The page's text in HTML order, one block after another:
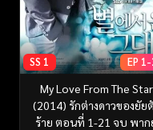
SS 1 EP
My Love From The Star
(2014) รักต่างดาวของยัย
ร้าย ตอนที่ 1-21 จบ พาก